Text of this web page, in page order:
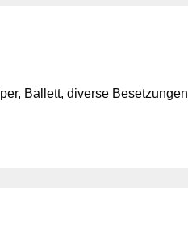
Ballett, diverse Besetzungen